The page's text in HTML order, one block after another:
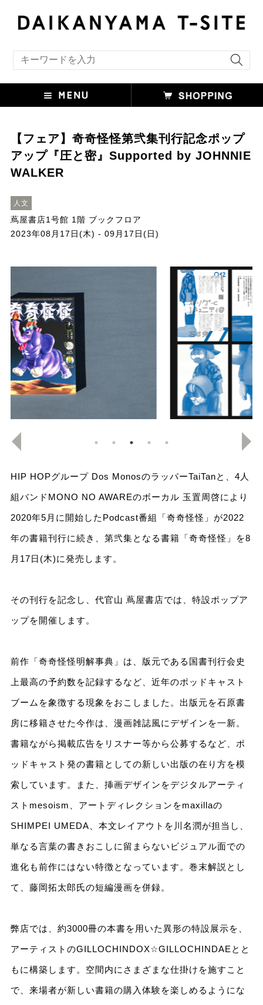
【フェア】奇奇怪怪第弐集刊行記念ポップ
アップ『圧と密』Supported by JOHNNIE
WALKER
人文
蔦屋書店1号館 1階 ブックフロア
2023年08月17日(木) - 09月17日(日)
HIP HOPグループ Dos MonosのラッパーTaiTanと、4人
組バンドMONO NO AWAREのボーカル 玉置周啓により
2020年5月に開始したPodcast番組「奇奇怪怪」が2022
年の書籍刊行に続き、第弐集となる書籍「奇奇怪怪」を8
月17日(木)に発売します。
その刊行を記念し、代官山 蔦屋書店では、特設ポップア
ップを開催します。
前作「奇奇怪怪明解事典」は、版元である国書刊行会史
上最高の予約数を記録するなど、近年のポッドキャスト
ブームを象徴する現象をおこしました。出版元を石原書
房に移籍させた今作は、漫画雑誌風にデザインを一新。
書籍ながら掲載広告をリスナー等から公募するなど、ポ
ッドキャスト発の書籍としての新しい出版の在り方を模
索しています。また、挿画デザインをデジタルアーティ
ストmesoism、アートディレクションをmaxillaの
SHIMPEI UMEDA、本文レイアウトを川名潤が担当し、
単なる言葉の書きおこしに留まらないビジュアル面での
進化も前作にはない特徴となっています。巻末解説とし
て、藤岡拓太郎氏の短編漫画を併録。
弊店では、約3000冊の本書を用いた異形の特設展示を、
アーティストのGILLOCHINDOX☆GILLOCHINDAEとと
もに構築します。空間内にさまざまな仕掛けを施すこと
で、来場者が新しい書籍の購入体験を楽しめるようにな